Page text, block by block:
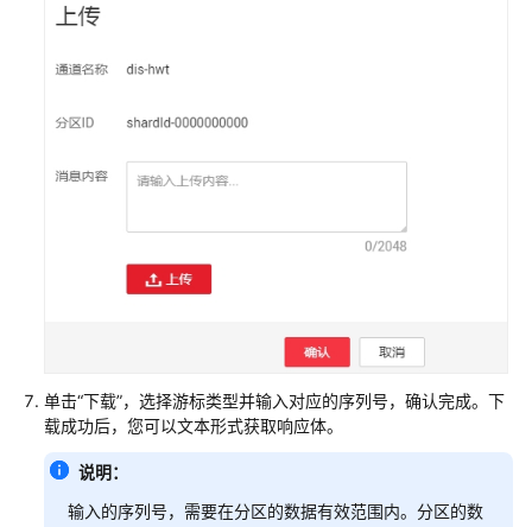
理
道
通
通
道
监
信
单击“下载”，选择游标类型并输入对应的序列号，确认完成。下
载成功后，您可以文本形式获取响应体。
说明：
输入的序列号，需要在分区的数据有效范围内。分区的数